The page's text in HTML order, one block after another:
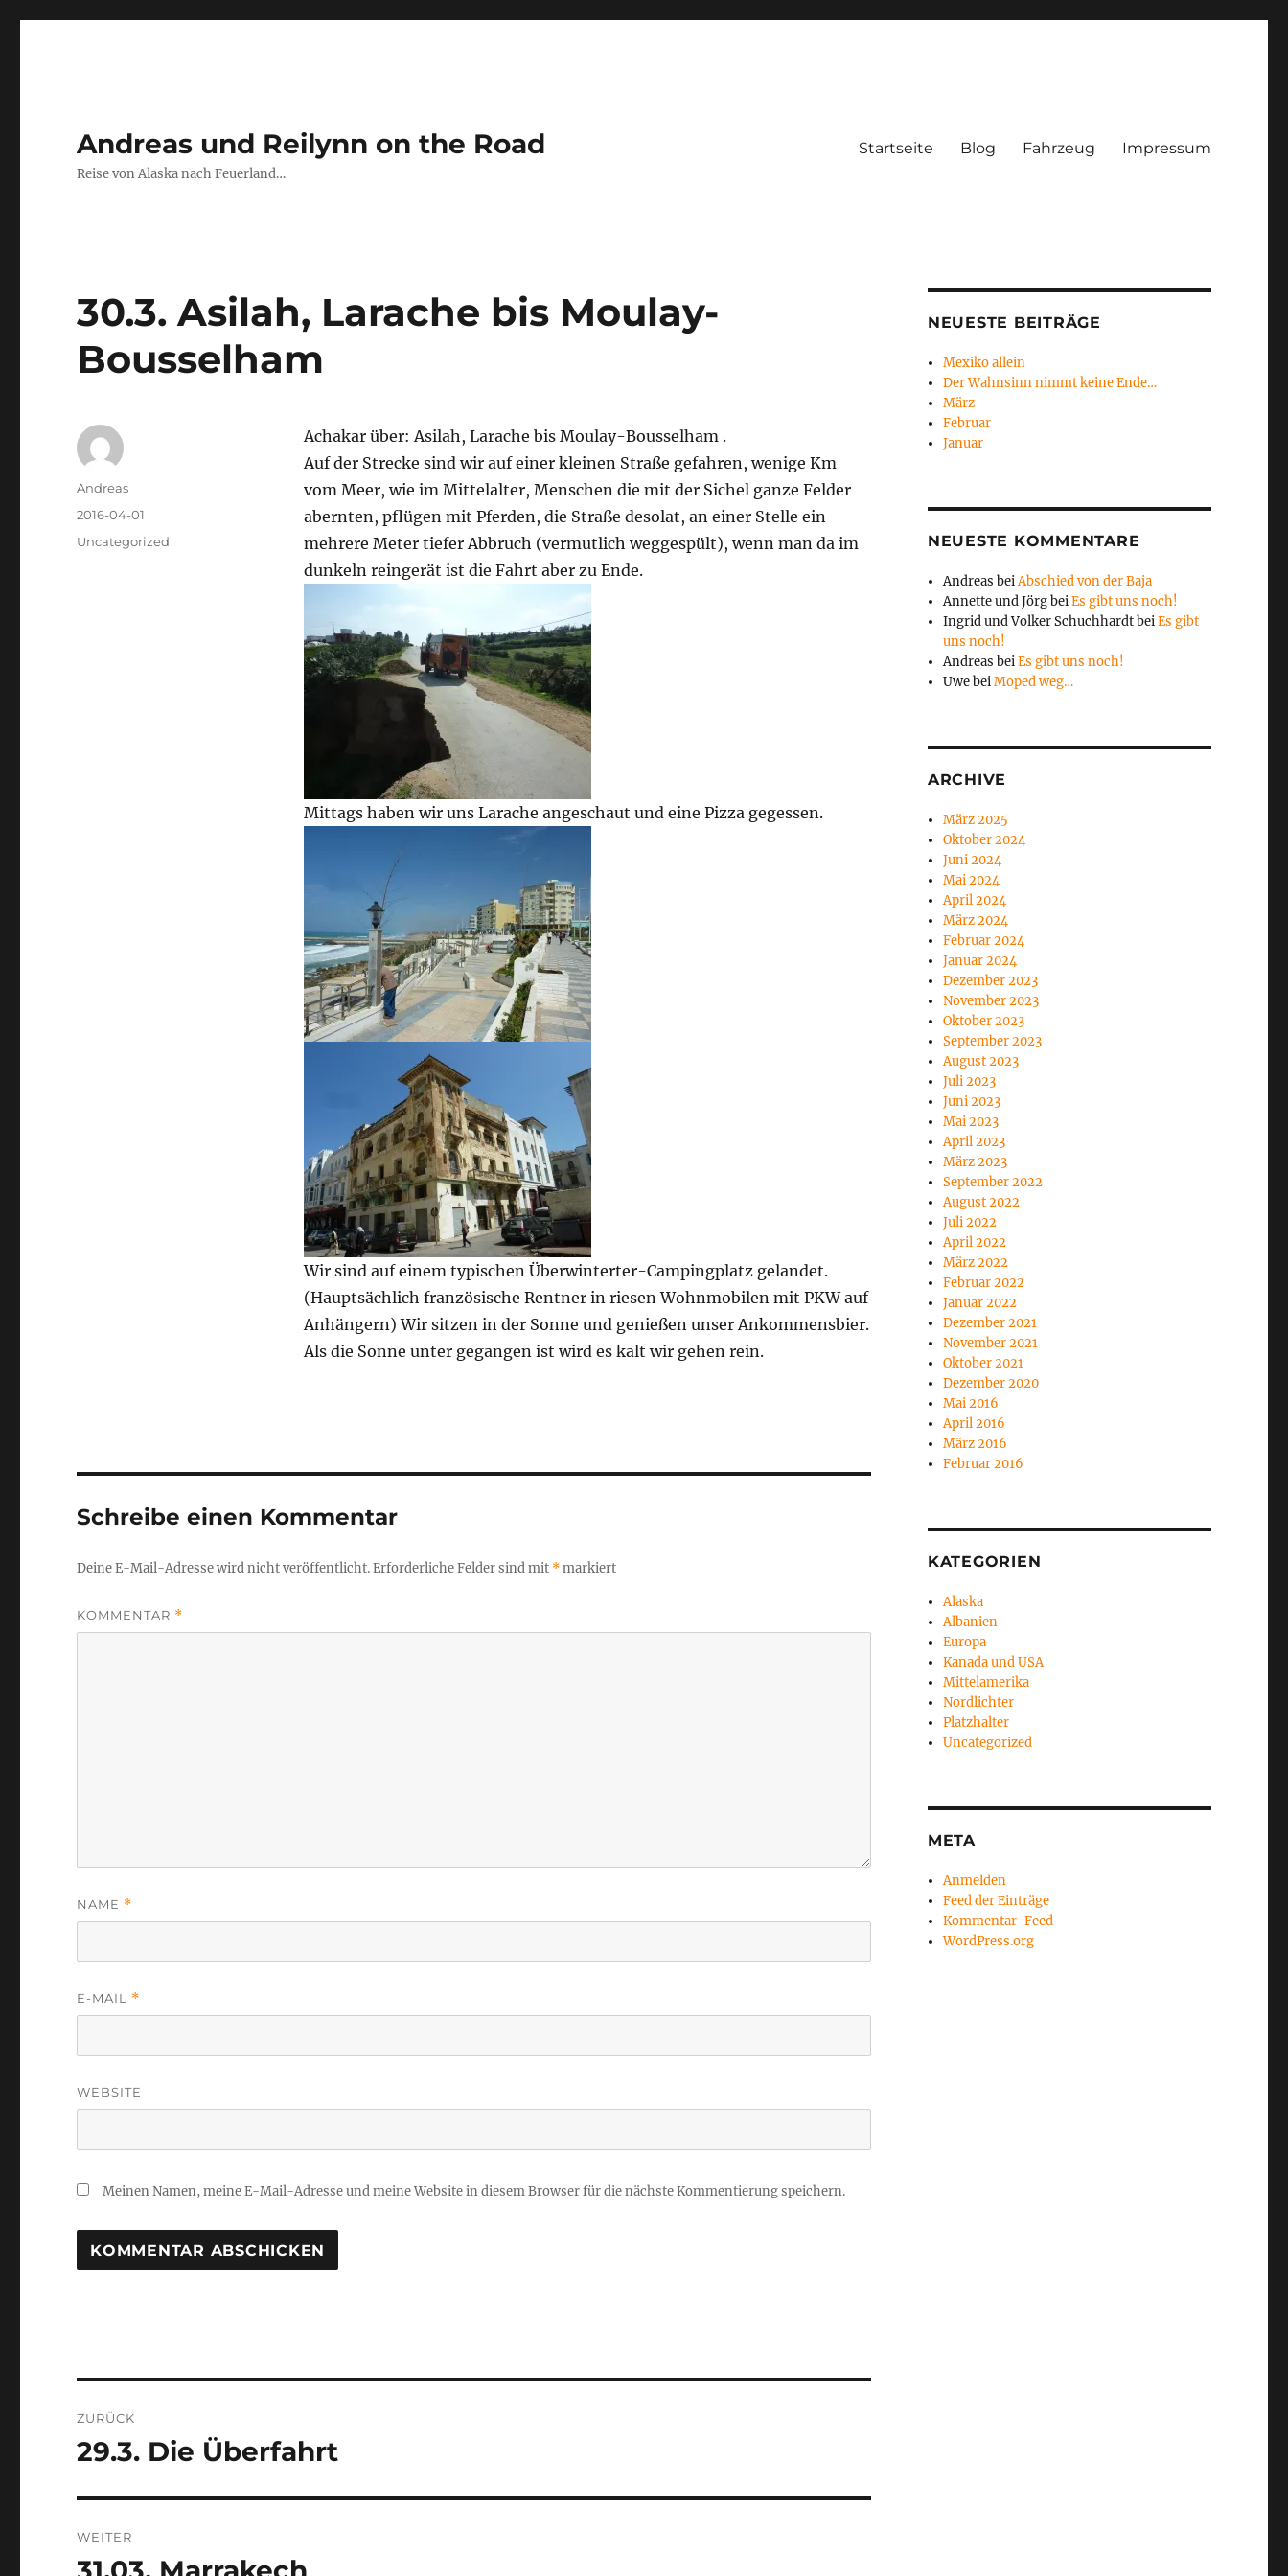
Andreas und Reilynn on the Road
Reise von Alaska nach Feuerland…
Startseite Blog Fahrzeug Impressum
30.3. Asilah, Larache bis Moulay-
Bousselham
Achakar über: Asilah, Larache bis Moulay-Bousselham .
Auf der Strecke sind wir auf einer kleinen Straße gefahren, wenige Km
vom Meer, wie im Mittelalter, Menschen die mit der Sichel ganze Felder
abernten, pflügen mit Pferden, die Straße desolat, an einer Stelle ein
mehrere Meter tiefer Abbruch (vermutlich weggespült), wenn man da im
dunkeln reingerät ist die Fahrt aber zu Ende.
Mittags haben wir uns Larache angeschaut und eine Pizza gegessen.
Wir sind auf einem typischen Überwinterter-Campingplatz gelandet.
(Hauptsächlich französische Rentner in riesen Wohnmobilen mit PKW auf
Anhängern) Wir sitzen in der Sonne und genießen unser Ankommensbier.
Als die Sonne unter gegangen ist wird es kalt wir gehen rein.
Autor
Andreas
Veröffentlicht
2016-04-01
Kategorien
Uncategorized
Schreibe einen Kommentar
Deine E-Mail-Adresse wird nicht veröffentlicht.Erforderliche Felder sind mit *markiert
KOMMENTAR *
NAME *
E-MAIL *
WEBSITE
Meinen Namen, meine E-Mail-Adresse und meine Website in diesem Browser für die nächste Kommentierung speichern.
Navigation
ZURÜCK
Vorheriger
29.3. Die Überfahrt
WEITER
Nächster
NEUESTE BEITRÄGE
Mexiko allein
Der Wahnsinn nimmt keine Ende…
März
Februar
Januar
NEUESTE KOMMENTARE
Andreas beiAbschied von der Baja
Annette und JörgbeiEs gibt uns noch!
Ingrid und Volker SchuchhardtbeiEs gibt
uns noch!
Andreas beiEs gibt uns noch!
UwebeiMoped weg…
ARCHIVE
März 2025
Oktober 2024
Juni 2024
Mai 2024
April 2024
März 2024
Februar 2024
Januar 2024
Dezember 2023
November 2023
Oktober 2023
September 2023
August 2023
Juli 2023
Juni 2023
Mai 2023
April 2023
März 2023
September 2022
August 2022
Juli 2022
April 2022
März 2022
Februar 2022
Januar 2022
Dezember 2021
November 2021
Oktober 2021
Dezember 2020
Mai 2016
April 2016
März 2016
Februar 2016
KATEGORIEN
Alaska
Albanien
Europa
Kanada und USA
Mittelamerika
Nordlichter
Platzhalter
Uncategorized
META
Anmelden
Feed der Einträge
Kommentar-Feed
WordPress.org